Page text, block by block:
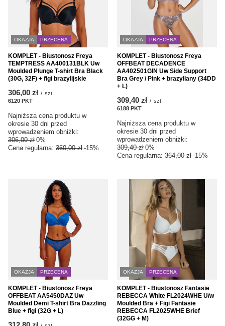
OKAZJA PRZECENA
KOMPLET - Biustonosz Freya
TEMPTRESS AA400131BLK Uw
Moulded Plunge T-shirt Bra Black
(30G, 32F) + figi brazylijskie
306,00 zł / szt.
6120 PKT
Najniższa cena produktu w
okresie 30 dni przed
wprowadzeniem obniżki:
306,00 zł 0%
Cena regularna: 360,00 zł -15%
OKAZJA PRZECENA
KOMPLET - Biustonosz Freya
OFFBEAT DECADENCE
AA402501GIN Uw Side Support
Bra Grey / Pink + brazyliany (34DD
+ L)
309,40 zł / szt.
6188 PKT
Najniższa cena produktu w
okresie 30 dni przed
wprowadzeniem obniżki:
309,40 zł 0%
Cena regularna: 364,00 zł -15%
OKAZJA PRZECENA
KOMPLET - Biustonosz Freya
OFFBEAT AA5450DAZ Uw
Moulded Demi T-shirt Bra Dazzling
Blue + figi (32G + L)
OKAZJA PRZECENA
KOMPLET - Biustonosz Fantasie
REBECCA White FL2024WHE U/w
Moulded Bra + Figi Fantasie
REBECCA FL2025WHE Brief
(32GG + M)